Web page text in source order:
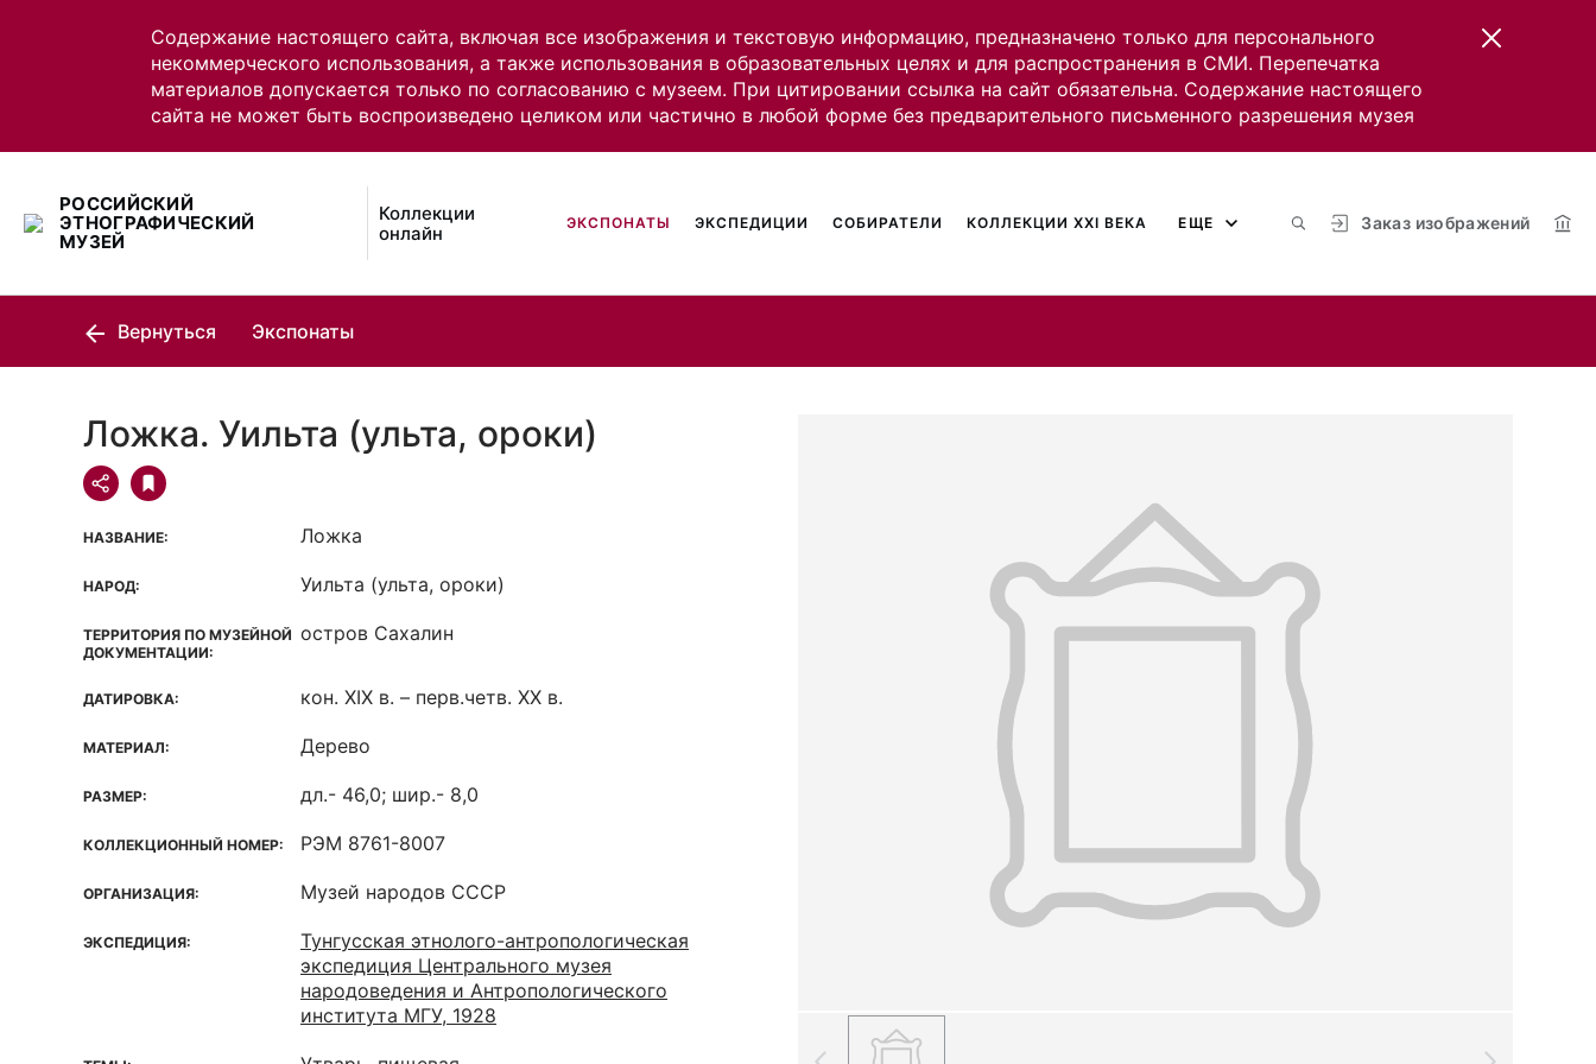
Содержание настоящего сайта, включая все изображения и текстовую информацию, предназначено только для персонального
некоммерческого использования, а также использования в образовательных целях и для распространения в СМИ. Перепечатка
материалов допускается только по согласованию с музеем. При цитировании ссылка на сайт обязательна. Содержание настоящего
сайта не может быть воспроизведено целиком или частично в любой форме без предварительного письменного разрешения музея
РОССИЙСКИЙ
ЭТНОГРАФИЧЕСКИЙ
МУЗЕЙ
Коллекции
онлайн
Заказ изображений
ЭКСПОНАТЫ ЭКСПЕДИЦИИ СОБИРАТЕЛИ КОЛЛЕКЦИИ XXI ВЕКА ЕЩЕ
Вернуться Экспонаты
Ложка. Уильта (ульта, ороки)
НАЗВАНИЕ: Ложка
НАРОД: Уильта (ульта, ороки)
ТЕРРИТОРИЯ ПО МУЗЕЙНОЙ
ДОКУМЕНТАЦИИ:
остров Сахалин
ДАТИРОВКА: кон. XIX в. – перв.четв. XX в.
МАТЕРИАЛ: Дерево
РАЗМЕР: дл.- 46,0; шир.- 8,0
КОЛЛЕКЦИОННЫЙ НОМЕР: РЭМ 8761-8007
ОРГАНИЗАЦИЯ: Музей народов СССР
ЭКСПЕДИЦИЯ:
Тунгусская этнолого-антропологическая
экспедиция Центрального музея
народоведения и Антропологического
института МГУ, 1928